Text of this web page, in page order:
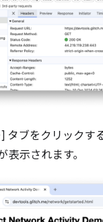
] タブをクリックす
表示されます。